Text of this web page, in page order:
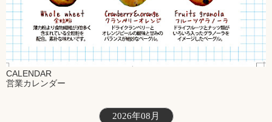
CALENDAR
営業カレンダー
2026年08月